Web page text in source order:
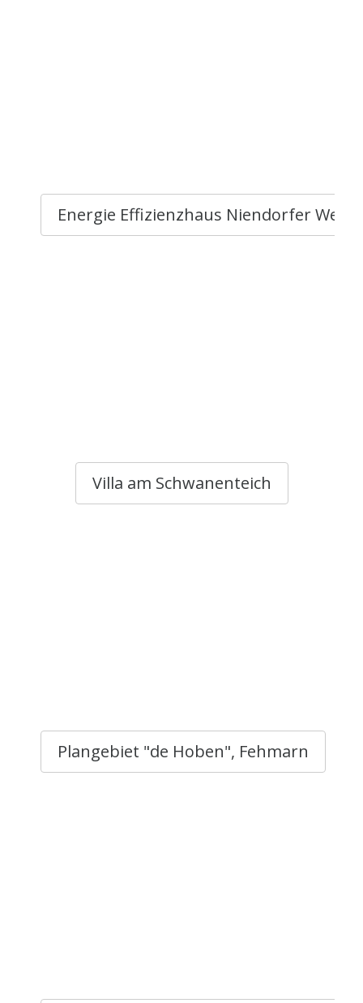
Energie Effizienzhaus Niendorfer Weg 1
Villa am Schwanenteich
Plangebiet "de Hoben", Fehmarn